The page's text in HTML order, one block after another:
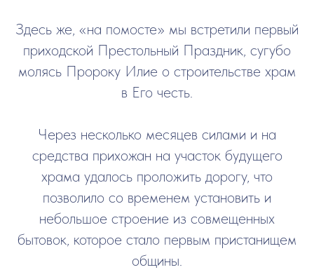
Здесь же, «на помосте» мы встретили первый
приходской Престольный Праздник, сугубо
молясь Пророку Илие о строительстве храм
в Его честь.
Через несколько месяцев силами и на
средства прихожан на участок будущего
храма удалось проложить дорогу, что
позволило со временем установить и
небольшое строение из совмещенных
бытовок, которое стало первым пристанищем
общины.